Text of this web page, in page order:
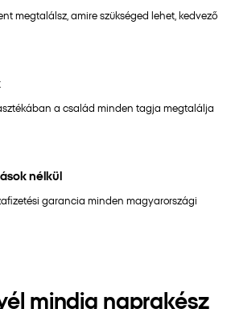
megtalálsz, amire szükséged lehet, kedvező
a család minden tagja megtalálja
nélkül
garancia minden magyarországi
mindig naprakész